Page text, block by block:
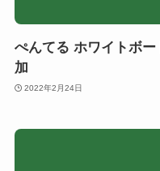
ぺんてる ホワイトボ
加
2022年2月24日